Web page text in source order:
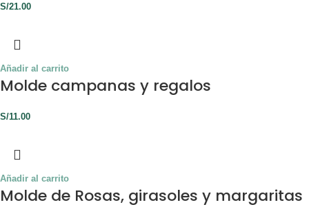
S/21.00
Añadir al carrito
Molde campanas y regalos
S/11.00
Añadir al carrito
Molde de Rosas, girasoles y margaritas